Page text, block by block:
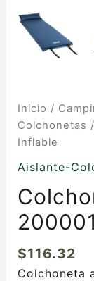
Inicio /
Colchonetas
Inflable
Aislante-
$116.32
Colchoneta